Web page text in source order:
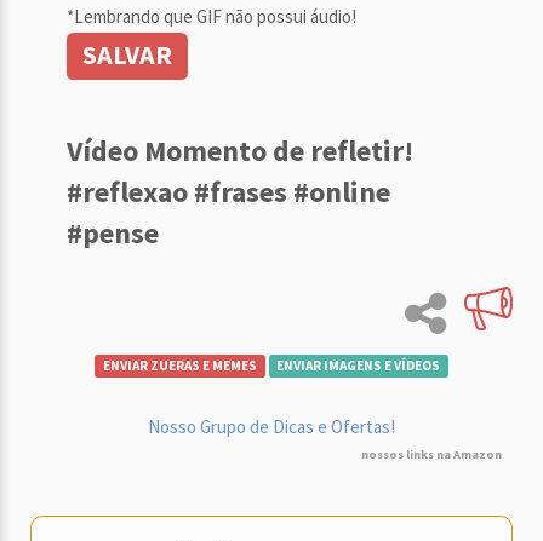
*Lembrando que GIF não possui áudio!
SALVAR
Vídeo Momento de refletir!
#reflexao #frases #online
#pense
ENVIAR ZUERAS E MEMES ENVIAR IMAGENS E VÍDEOS
Nosso Grupo de Dicas e Ofertas!
nossos links na Amazon